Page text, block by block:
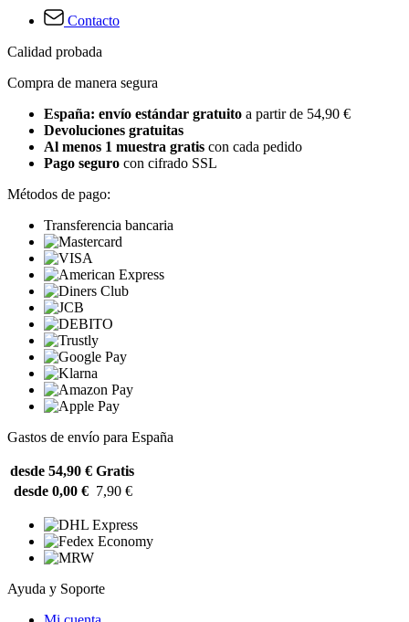
Contacto
Calidad probada
Compra de manera segura
España: envío estándar gratuito a partir de 54,90 €
Devoluciones gratuitas
Al menos 1 muestra gratis con cada pedido
Pago seguro con cifrado SSL
Métodos de pago:
Transferencia bancaria
Gastos de envío para España
desde 54,90 € Gratis
desde 0,00 € 7,90 €
Ayuda y Soporte